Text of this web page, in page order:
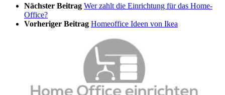
Nächster Beitrag Wer zahlt die Einrichtung für das Home-
Office?
Vorheriger Beitrag Homeoffice Ideen von Ikea